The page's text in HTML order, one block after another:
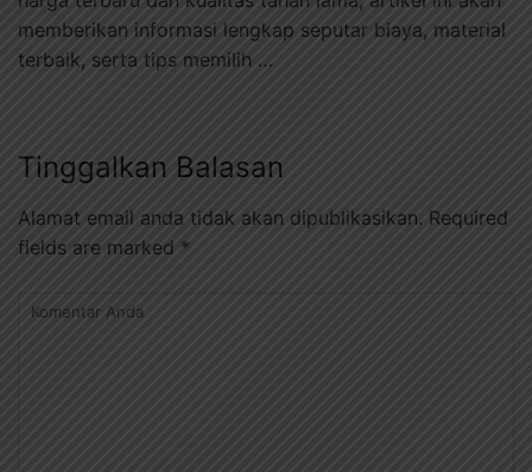
memberikan informasi lengkap seputar biaya, material
terbaik, serta tips memilih …
Tinggalkan Balasan
Alamat email anda tidak akan dipublikasikan. Required
fields are marked *